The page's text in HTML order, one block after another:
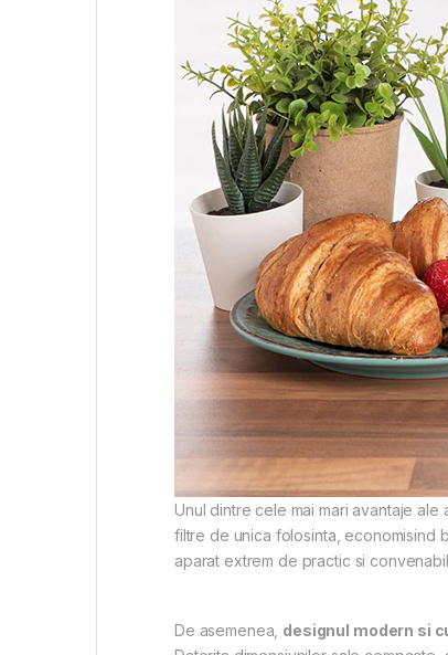
Unul dintre cele mai mari avantaje
filtre de unica folosinta, economisind
aparat extrem de practic si
De asemenea, designul modern si